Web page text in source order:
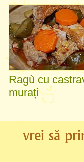
Ragù cu
murați
vrei să